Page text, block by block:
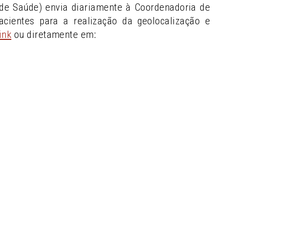
Saúde) envia diariamente à Coordenadoria de
para a realização da geolocalização e
ou diretamente em: